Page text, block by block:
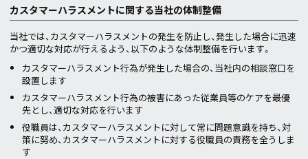
カスタマーハラスメントに関する当社の体制整備
当社では、カスタマーハラスメントの発生を防止し、発生した場合に迅速
かつ適切な対応が行えるよう、以下のような体制整備を行います。
カスタマーハラスメント行為が発生した場合の、当社内の相談窓口を
設置します
カスタマーハラスメント行為の被害にあった従業員等のケアを最優
先とし、適切な対応を行います
役職員は、カスタマーハラスメントに対して常に問題意識を持ち、対
策に努め、カスタマーハラスメントに対する役職員の責務を全うしま
す